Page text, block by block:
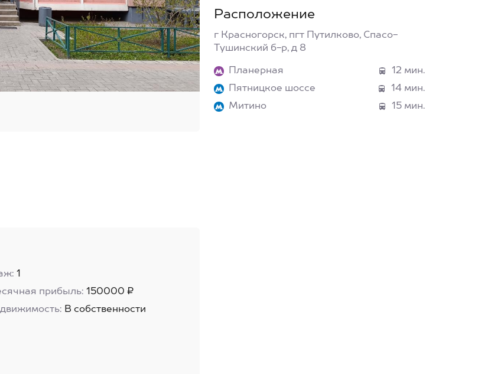
Расположение
г Красногорск, пгт Путилково, Спасо-
Тушинский б-р, д 8
Планерная
12 мин.
Пятницкое шоссе
14 мин.
Митино
15 мин.
1
прибыль: 150000 ₽
В собственности